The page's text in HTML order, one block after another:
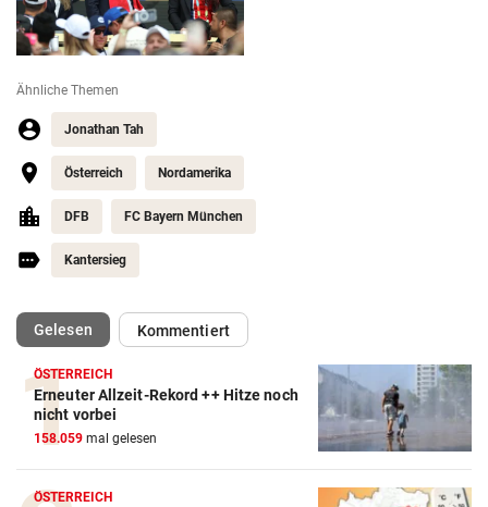
Ähnliche Themen
Jonathan Tah
Österreich Nordamerika
DFB FC Bayern München
Kantersieg
Gelesen(ausgewählt)Kommentiert
ÖSTERREICH
Erneuter Allzeit-Rekord ++ Hitze noch
nicht vorbei
158.059 mal gelesen
ÖSTERREICH
Action-Cam Vergleich
ZUM VERGLEICH
Crosstrainer Vergleich